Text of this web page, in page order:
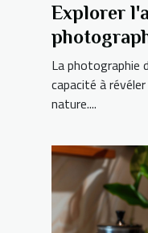
Explorer
pour
naturelle
La photographie
capacité à
nature....